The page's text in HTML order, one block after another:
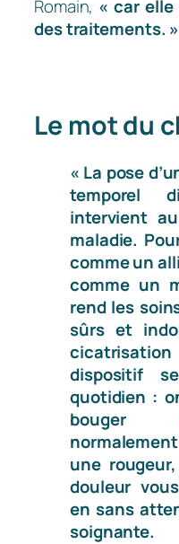
Romain, « car
des traitements. »
Le mot du
« La pose
temporel
intervient
maladie.
comme un
comme un
rend les
sûrs et
dispositif
quotidien :
bouger
une
douleur
en sans
soignante.